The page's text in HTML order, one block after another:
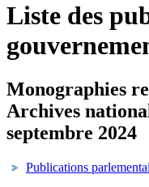
Liste des
Monographies
Archives
septembre 2024
Publications